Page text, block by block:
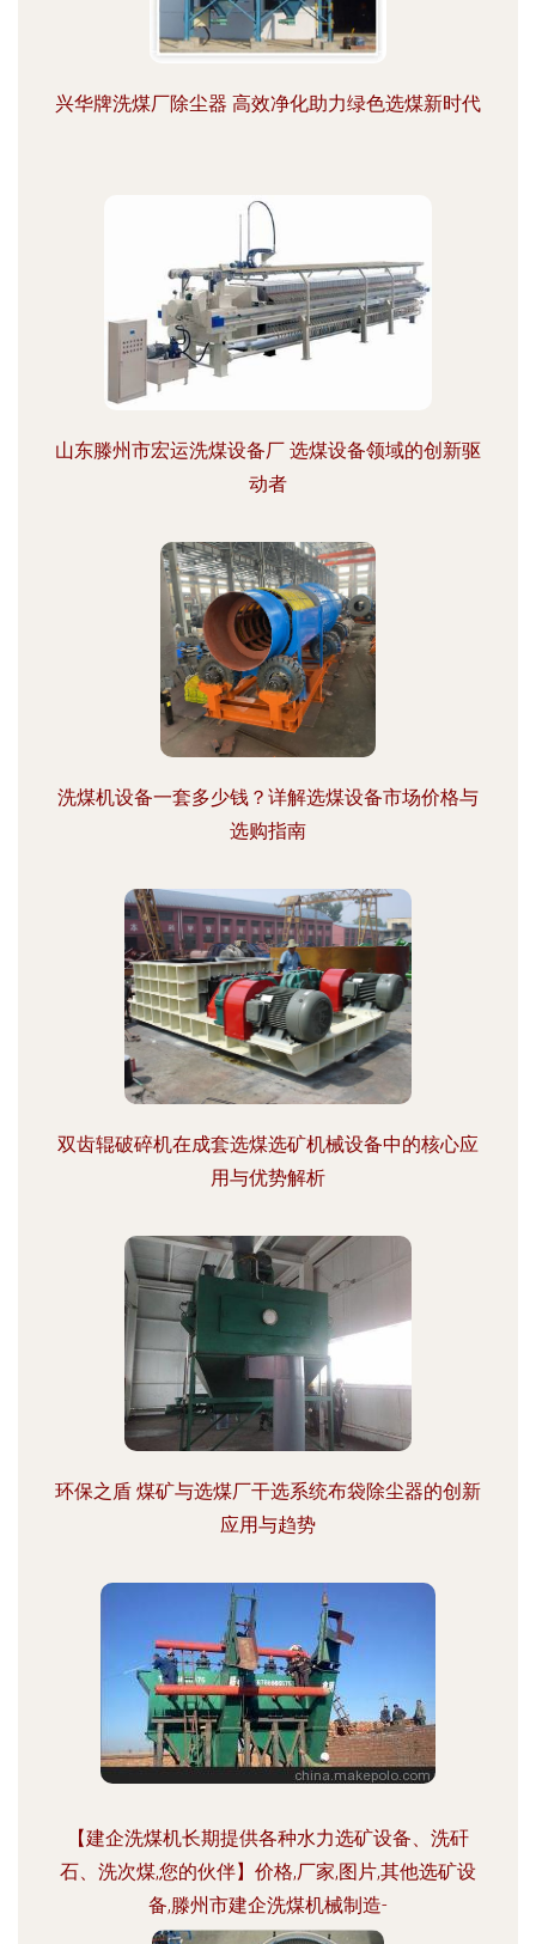
兴华牌洗煤厂除尘器 高效净化助力绿色选煤新时代
山东滕州市宏运洗煤设备厂 选煤设备领域的创新驱
动者
洗煤机设备一套多少钱？详解选煤设备市场价格与
选购指南
双齿辊破碎机在成套选煤选矿机械设备中的核心应
用与优势解析
环保之盾 煤矿与选煤厂干选系统布袋除尘器的创新
应用与趋势
【建企洗煤机长期提供各种水力选矿设备、洗矸
石、洗次煤,您的伙伴】价格,厂家,图片,其他选矿设
备,滕州市建企洗煤机械制造-